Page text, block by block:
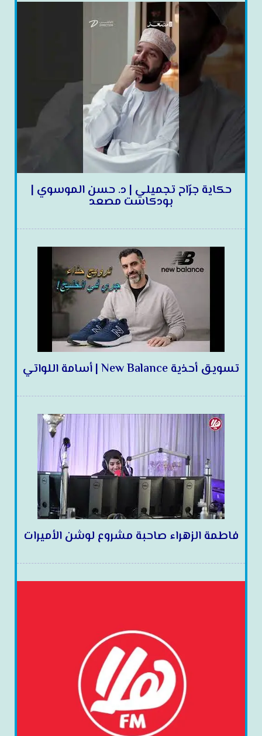
حكاية جرّاح تجميلي | د. حسن الموسوي |
بودكاست مصعد
تسويق أحذية New Balance | أسامة اللواتي
فاطمة الزهراء صاحبة مشروع لوشن الأميرات